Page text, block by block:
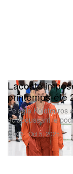
Mode
Lacoste
printemps-été
Pelagia Kolotouros
éclaboussant le
Oct 5, 2025